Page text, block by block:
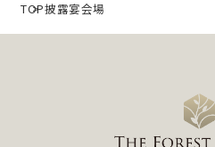
TOP披露宴会場